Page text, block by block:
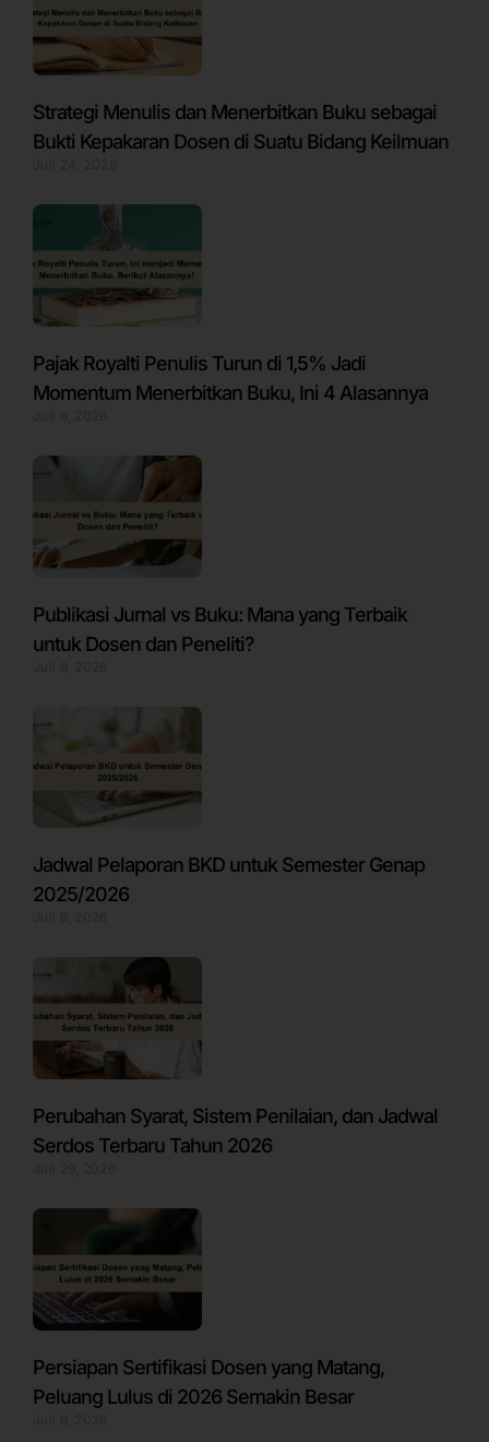
Strategi Menulis dan Menerbitkan Buku sebagai
Bukti Kepakaran Dosen di Suatu Bidang Keilmuan
Pajak Royalti Penulis Turun di 1,5% Jadi
Momentum Menerbitkan Buku, Ini 4 Alasannya
Publikasi Jurnal vs Buku: Mana yang Terbaik
untuk Dosen dan Peneliti?
Jadwal Pelaporan BKD untuk Semester Genap
2025/2026
Perubahan Syarat, Sistem Penilaian, dan Jadwal
Serdos Terbaru Tahun 2026
Persiapan Sertifikasi Dosen yang Matang,
Peluang Lulus di 2026 Semakin Besar